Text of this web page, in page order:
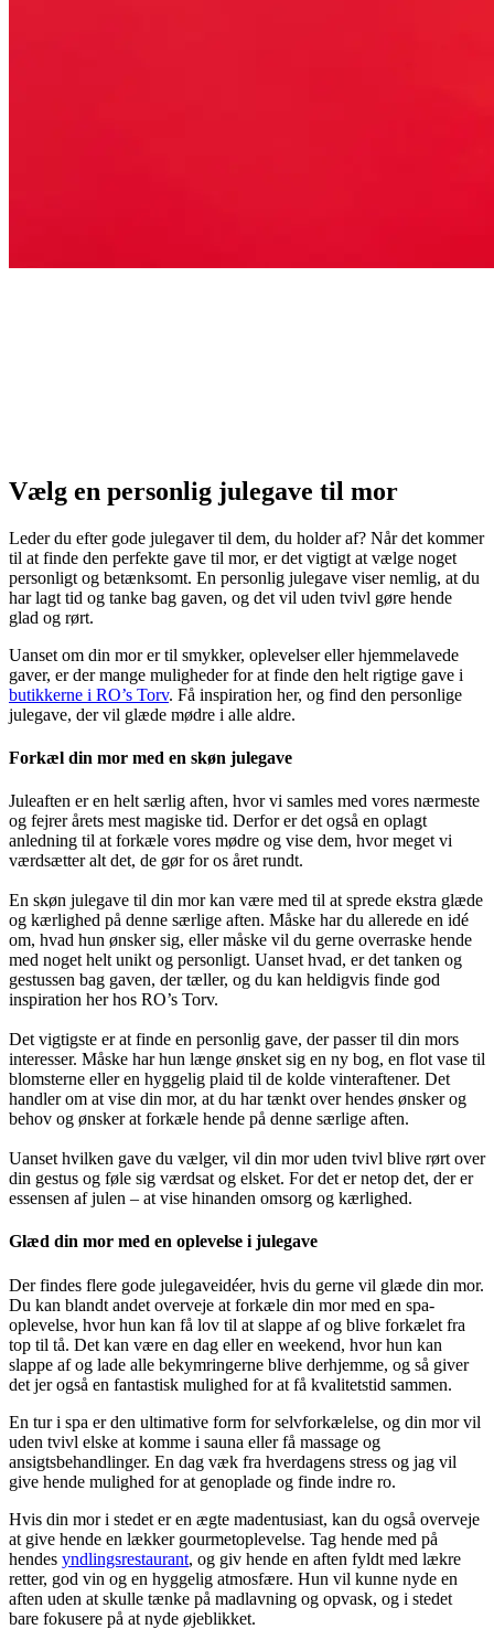
Vælg en personlig julegave til mor
Leder du efter gode julegaver til dem, du holder af? Når det kommer
til at finde den perfekte gave til mor, er det vigtigt at vælge noget
personligt og betænksomt. En personlig julegave viser nemlig, at du
har lagt tid og tanke bag gaven, og det vil uden tvivl gøre hende
glad og rørt.
Uanset om din mor er til smykker, oplevelser eller hjemmelavede
gaver, er der mange muligheder for at finde den helt rigtige gave i
butikkerne i RO’s Torv. Få inspiration her, og find den personlige
julegave, der vil glæde mødre i alle aldre.
Forkæl din mor med en skøn julegave
Juleaften er en helt særlig aften, hvor vi samles med vores nærmeste
og fejrer årets mest magiske tid. Derfor er det også en oplagt
anledning til at forkæle vores mødre og vise dem, hvor meget vi
værdsætter alt det, de gør for os året rundt.
En skøn julegave til din mor kan være med til at sprede ekstra glæde
og kærlighed på denne særlige aften. Måske har du allerede en idé
om, hvad hun ønsker sig, eller måske vil du gerne overraske hende
med noget helt unikt og personligt. Uanset hvad, er det tanken og
gestussen bag gaven, der tæller, og du kan heldigvis finde god
inspiration her hos RO’s Torv.
Det vigtigste er at finde en personlig gave, der passer til din mors
interesser. Måske har hun længe ønsket sig en ny bog, en flot vase til
blomsterne eller en hyggelig plaid til de kolde vinteraftener. Det
handler om at vise din mor, at du har tænkt over hendes ønsker og
behov og ønsker at forkæle hende på denne særlige aften.
Uanset hvilken gave du vælger, vil din mor uden tvivl blive rørt over
din gestus og føle sig værdsat og elsket. For det er netop det, der er
essensen af julen – at vise hinanden omsorg og kærlighed.
Glæd din mor med en oplevelse i julegave
Der findes flere gode julegaveidéer, hvis du gerne vil glæde din mor.
Du kan blandt andet overveje at forkæle din mor med en spa-
oplevelse, hvor hun kan få lov til at slappe af og blive forkælet fra
top til tå. Det kan være en dag eller en weekend, hvor hun kan
slappe af og lade alle bekymringerne blive derhjemme, og så giver
det jer også en fantastisk mulighed for at få kvalitetstid sammen.
En tur i spa er den ultimative form for selvforkælelse, og din mor vil
uden tvivl elske at komme i sauna eller få massage og
ansigtsbehandlinger. En dag væk fra hverdagens stress og jag vil
give hende mulighed for at genoplade og finde indre ro.
Hvis din mor i stedet er en ægte madentusiast, kan du også overveje
at give hende en lækker gourmetoplevelse. Tag hende med på
hendes yndlingsrestaurant, og giv hende en aften fyldt med lækre
retter, god vin og en hyggelig atmosfære. Hun vil kunne nyde en
aften uden at skulle tænke på madlavning og opvask, og i stedet
bare fokusere på at nyde øjeblikket.